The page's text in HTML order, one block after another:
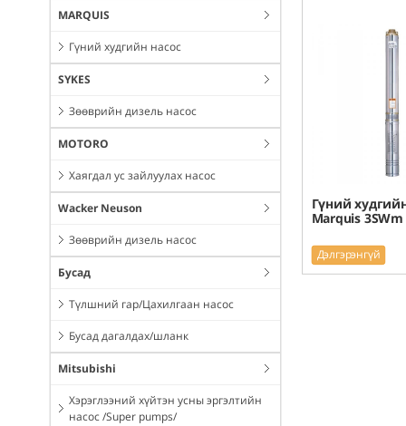
MARQUIS
Гүний худгийн насос
SYKES
Зөөврийн дизель насос
MOTORO
Хаягдал ус зайлуулах насос
Wacker Neuson
Зөөврийн дизель насос
Бусад
Түлшний гар/Цахилгаан насос
Бусад дагалдах/шланк
Mitsubishi
Хэрэглээний хүйтэн усны эргэлтийн
насос /Super pumps/
Гүний
Marquis 3SWm
Дэлгэрэнгүй